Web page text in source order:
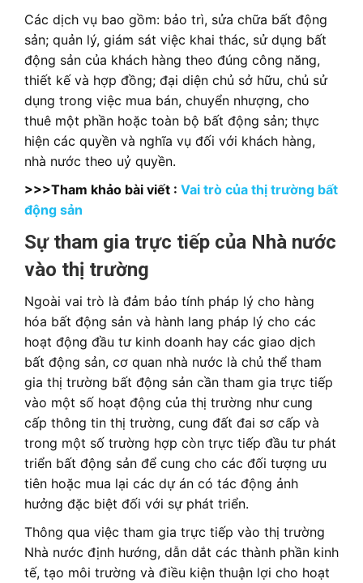
Các dịch vụ bao gồm: bảo trì, sửa chữa bất động
sản; quản lý, giám sát việc khai thác, sử dụng bất
động sản của khách hàng theo đúng công năng,
thiết kế và hợp đồng; đại diện chủ sở hữu, chủ sử
dụng trong việc mua bán, chuyển nhượng, cho
thuê một phần hoặc toàn bộ bất động sản; thực
hiện các quyền và nghĩa vụ đối với khách hàng,
nhà nước theo uỷ quyền.
>>>Tham khảo bài viết : Vai trò của thị trường bất
động sản
Sự tham gia trực tiếp của Nhà nước
vào thị trường
Ngoài vai trò là đảm bảo tính pháp lý cho hàng
hóa bất động sản và hành lang pháp lý cho các
hoạt động đầu tư kinh doanh hay các giao dịch
bất động sản, cơ quan nhà nước là chủ thể tham
gia thị trường bất động sản cần tham gia trực tiếp
vào một số hoạt động của thị trường như cung
cấp thông tin thị trường, cung đất đai sơ cấp và
trong một số trường hợp còn trực tiếp đầu tư phát
triển bất động sản để cung cho các đối tượng ưu
tiên hoặc mua lại các dự án có tác động ảnh
hưởng đặc biệt đối với sự phát triển.
Thông qua việc tham gia trực tiếp vào thị trường
Nhà nước định hướng, dẫn dắt các thành phần kinh
tế, tạo môi trường và điều kiện thuận lợi cho hoạt